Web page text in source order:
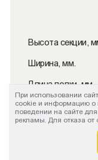
Высота секции,
Ширина, мм.
Длина полки, мм.
Глубина, мм.
Нагрузка на
При использовании
cookie и информацию о
поведении на сайте
рекламы. Для отказа от